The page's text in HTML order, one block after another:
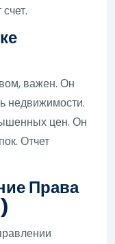
важен. Он
недвижимости.
цен. Он
Отчет
Права